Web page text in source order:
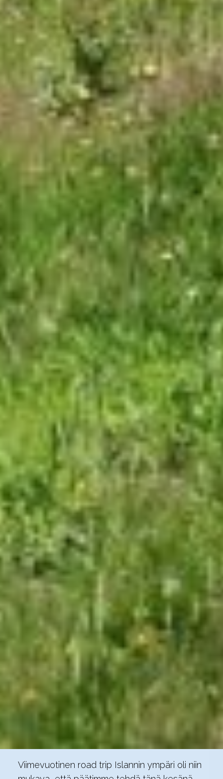
Viimevuotinen road trip Islannin ympäri oli niin